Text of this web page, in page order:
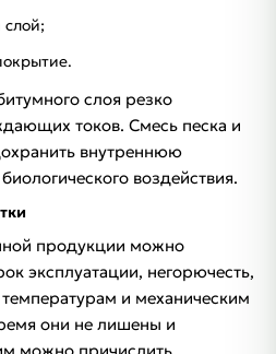
слоя резко
токов. Смесь песка и
внутреннюю
воздействия.
продукции можно
эксплуатации, негорючесть,
и механическим
они не лишены и